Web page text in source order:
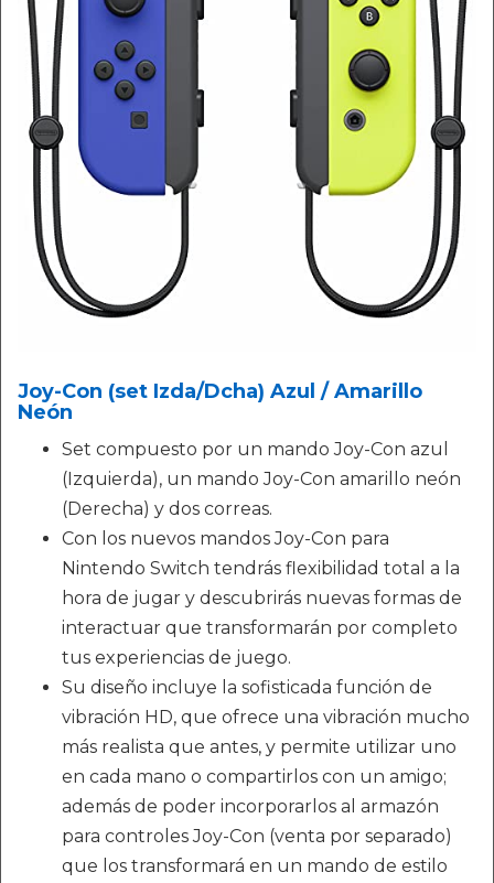
Joy-Con (set Izda/Dcha) Azul / Amarillo
Neón
Set compuesto por un mando Joy-Con azul
(Izquierda), un mando Joy-Con amarillo neón
(Derecha) y dos correas.
Con los nuevos mandos Joy-Con para
Nintendo Switch tendrás flexibilidad total a la
hora de jugar y descubrirás nuevas formas de
interactuar que transformarán por completo
tus experiencias de juego.
Su diseño incluye la sofisticada función de
vibración HD, que ofrece una vibración mucho
más realista que antes, y permite utilizar uno
en cada mano o compartirlos con un amigo;
además de poder incorporarlos al armazón
para controles Joy-Con (venta por separado)
que los transformará en un mando de estilo